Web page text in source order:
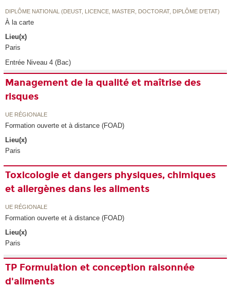
DIPLÔME NATIONAL (DEUST, LICENCE, MASTER, DOCTORAT, DIPLÔME D'ETAT)
À la carte
Lieu(x)
Paris
Entrée Niveau 4 (Bac)
Management de la qualité et maîtrise des
risques
UE RÉGIONALE
Formation ouverte et à distance (FOAD)
Lieu(x)
Paris
Toxicologie et dangers physiques, chimiques
et allergènes dans les aliments
UE RÉGIONALE
Formation ouverte et à distance (FOAD)
Lieu(x)
Paris
TP Formulation et conception raisonnée
d'aliments